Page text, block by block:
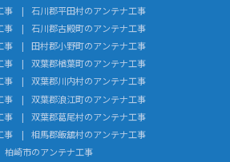
事
石川郡平田村のアンテナ工事
事
石川郡古殿町のアンテナ工事
事
田村郡小野町のアンテナ工事
事
双葉郡楢葉町のアンテナ工事
事
双葉郡川内村のアンテナ工事
事
双葉郡浪江町のアンテナ工事
事
双葉郡葛尾村のアンテナ工事
事
相馬郡飯舘村のアンテナ工事
柏崎市のアンテナ工事